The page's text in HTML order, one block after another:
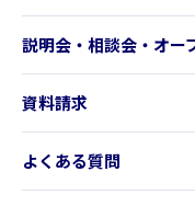
説明会・相談会・オー
資料請求
よくある質問